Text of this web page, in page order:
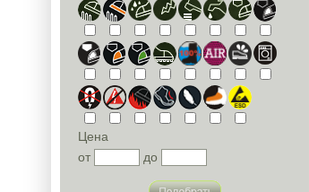
Цена
от
до